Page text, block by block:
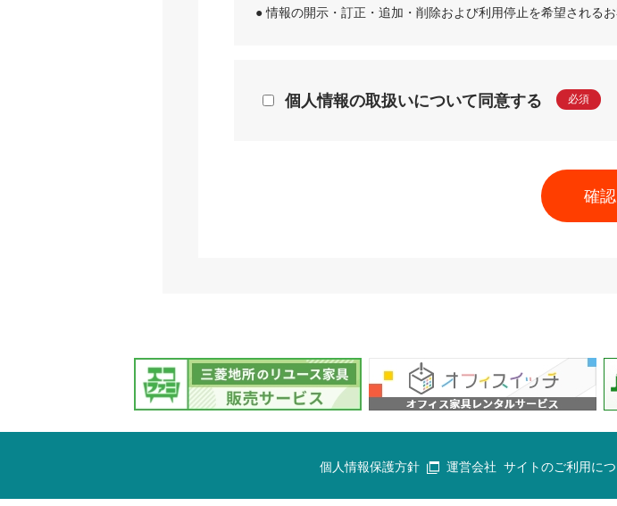
● 情報の開示・訂正・追加・削除および利用停止を希望されるお
個人情報の取扱いについて同意する 必須
個人情報保護方針 運営会社 サイトのご利用に